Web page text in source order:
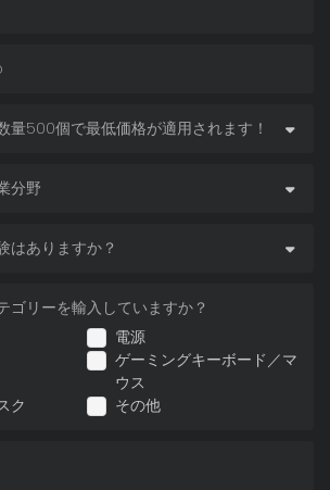
量500個で最低価格が適用されます！
分野
はありますか？
電源
ゲーミングキーボード／マ
ウス
ク
その他
ゴリーを輸入していますか？